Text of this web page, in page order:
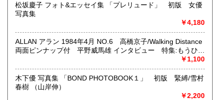
営業時間：12:00-20:00
定休日：なし 年末は30日午後5時に閉店、年始は3日正午よ
書籍の買取について
メール web@bookdash.net または専用ページでお問い合
わせください。
お電話 03-3219-5991でも受け付けております。
お取引内容は、ご依頼されたあとの返信メールに、さらに詳
松坂慶子 フォト&エッセイ集 「プレリュード」 初版 女優
写真集
￥4,180
ALLAN アラン 1984年4月 NO.6 高橋京子/Walking Distance
両面ピンナップ付 平野威馬雄 インタビュー 特集:もうひと
つの世界 精神について 山田章博・まつざきあけみ・木村べ
ん 他 少女のための耽美派マガジン 隔月刊 耽美系
￥1,100
木下優 写真集 「BOND PHOTOBOOK１」 初版 緊縛/雪村
春樹 （山岸伸）
￥2,200